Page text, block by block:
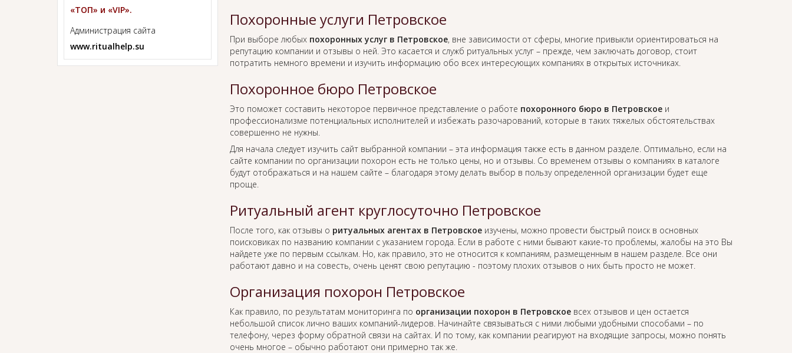
Похоронные услуги Петровское
При выборе любых похоронных услуг в Петровское, вне зависимости от сферы, многие привыкли ориентироваться на
репутацию компании и отзывы о ней. Это касается и служб ритуальных услуг – прежде, чем заключать договор, стоит
потратить немного времени и изучить информацию обо всех интересующих компаниях в открытых источниках.
Похоронное бюро Петровское
Это поможет составить некоторое первичное представление о работе похоронного бюро в Петровскоеи
профессионализме потенциальных исполнителей и избежать разочарований, которые в таких тяжелых обстоятельствах
совершенно не нужны.
Для начала следует изучить сайт выбранной компании – эта информация также есть в данном разделе. Оптимально, если на
сайте компании по организации похорон есть не только цены, но и отзывы. Со временем отзывы о компаниях в каталоге
будут отображаться и на нашем сайте – благодаря этому делать выбор в пользу определенной организации будет еще
проще.
Ритуальный агент круглосуточно Петровское
После того, как отзывы о ритуальных агентах в Петровскоеизучены, можно провести быстрый поиск в основных
поисковиках по названию компании с указанием города. Если в работе с ними бывают какие-то проблемы, жалобы на это Вы
найдете уже по первым ссылкам. Но, как правило, это не относится к компаниям, размещенным в нашем разделе. Все они
работают давно и на совесть, очень ценят свою репутацию - поэтому плохих отзывов о них быть просто не может.
Организация похорон Петровское
Как правило, по результатам мониторинга по организации похорон в Петровскоевсех отзывов и цен остается
небольшой список лично ваших компаний-лидеров. Начинайте связываться с ними любыми удобными способами – по
телефону, через форму обратной связи на сайтах. И по тому, как компании реагируют на входящие запросы, можно понять
очень многое – обычно работают они примерно так же.
«ТОП» и «VIP».
Администрация сайта
www.ritualhelp.su